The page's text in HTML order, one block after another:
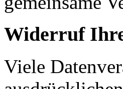
Widerruf
Viele